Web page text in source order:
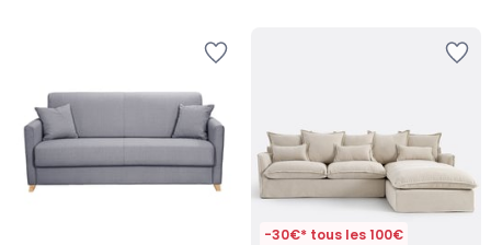
appliquée.
-30€* tous les 100€